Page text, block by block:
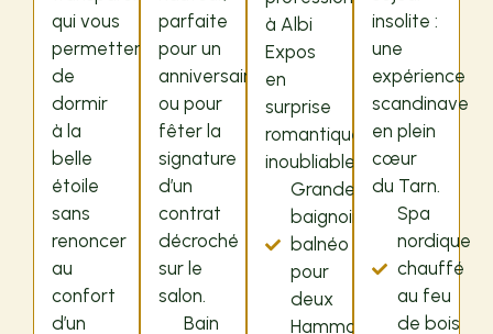
qui vous
permettent
de
dormir
à la
belle
étoile
sans
renoncer
au
confort
d’un
parfaite
pour un
anniversaire
ou pour
fêter la
signature
d’un
contrat
décroché
sur le
salon.
Bain
à Albi
Expos
en
surprise
romantique
inoubliable.
Grande
baignoire
balnéo
pour
deux
Hammam
insolite :
une
expérience
scandinave
en plein
cœur
du Tarn.
Spa
nordique
chauffé
au feu
de bois